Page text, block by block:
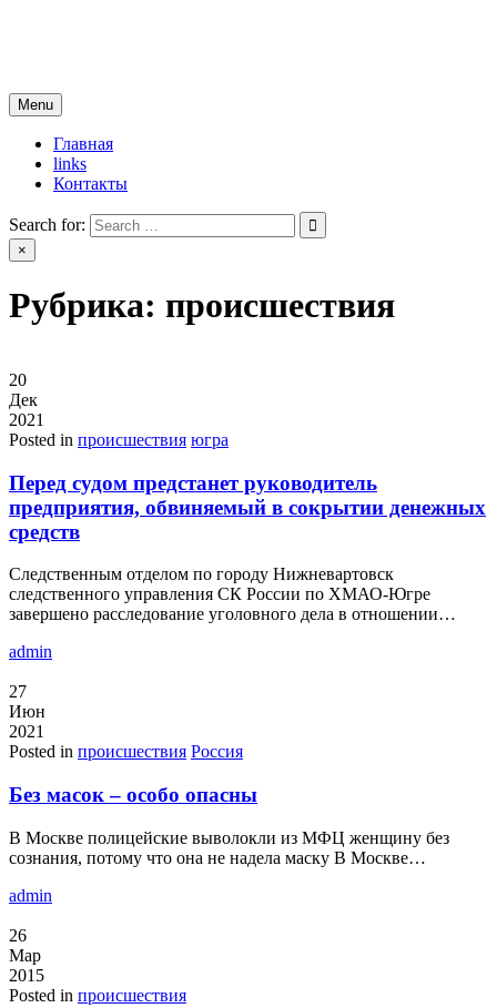
Menu
Главная
links
Контакты
Search for:
×
Рубрика: происшествия
20
Дек
2021
Posted in происшествия югра
Перед судом предстанет руководитель
предприятия, обвиняемый в сокрытии денежных
средств
Следственным отделом по городу Нижневартовск
следственного управления СК России по ХМАО-Югре
завершено расследование уголовного дела в отношении…
admin
27
Июн
2021
Posted in происшествия Россия
​Без масок – особо опасны
В Москве полицейские выволокли из МФЦ женщину без
сознания, потому что она не надела маску В Москве…
admin
26
Мар
2015
Posted in происшествия